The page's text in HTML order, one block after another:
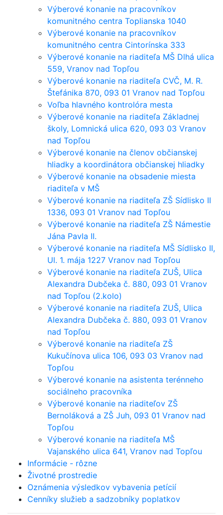
Výberové konanie na pracovníkov
komunitného centra Toplianska 1040
Výberové konanie na pracovníkov
komunitného centra Cintorínska 333
Výberové konanie na riaditeľa MŠ Dlhá ulica
559, Vranov nad Topľou
Výberové konanie na riaditeľa CVČ, M. R.
Štefánika 870, 093 01 Vranov nad Topľou
Voľba hlavného kontrolóra mesta
Výberové konanie na riaditeľa Základnej
školy, Lomnická ulica 620, 093 03 Vranov
nad Topľou
Výberové konanie na členov občianskej
hliadky a koordinátora občianskej hliadky
Výberové konanie na obsadenie miesta
riaditeľa v MŠ
Výberové konanie na riaditeľa ZŠ Sídlisko II
1336, 093 01 Vranov nad Topľou
Výberové konanie na riaditeľa ZŠ Námestie
Jána Pavla II.
Výberové konanie na riaditeľa MŠ Sídlisko II,
Ul. 1. mája 1227 Vranov nad Topľou
Výberové konanie na riaditeľa ZUŠ, Ulica
Alexandra Dubčeka č. 880, 093 01 Vranov
nad Topľou (2.kolo)
Výberové konanie na riaditeľa ZUŠ, Ulica
Alexandra Dubčeka č. 880, 093 01 Vranov
nad Topľou
Výberové konanie na riaditeľa ZŠ
Kukučínova ulica 106, 093 03 Vranov nad
Topľou
Výberové konanie na asistenta terénneho
sociálneho pracovníka
Výberové konanie na riaditeľov ZŠ
Bernoláková a ZŠ Juh, 093 01 Vranov nad
Topľou
Výberové konanie na riaditeľa MŠ
Vajanského ulica 641, Vranov nad Topľou
Informácie - rôzne
Životné prostredie
Oznámenia výsledkov vybavenia petícií
Cenníky služieb a sadzobníky poplatkov